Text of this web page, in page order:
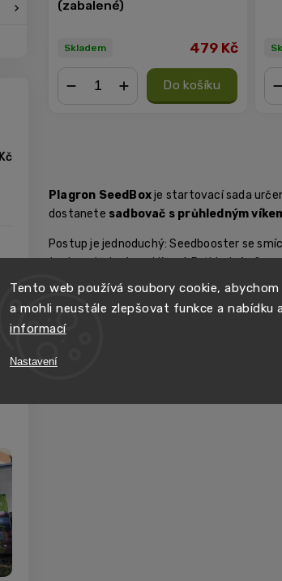
Tento web používá soubory cookie,
a mohli neustále zlepšovat funkce a nabídku
informací
Nastavení
Kč
(zabalené)
Skladem 479 Kč
Do košíku
Plagron SeedBoxje startovací sada
dostanete sadbovač s průhledným
Postup je jednoduchý: Seedbooster se
teplo potřebné pro klíčení. Průhledné víko
Sada je stavěná tak, aby zvládla celý
jim nic z běžného postupu nechybí.
S dalšími kroky po vyklíčení - přesazením